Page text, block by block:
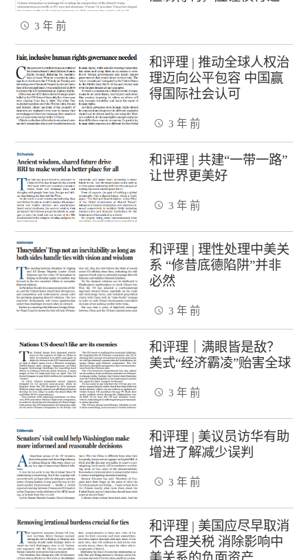
3 年 前
和评理 | 推动全球人权治
理迈向公平包容 中国赢
得国际社会认可
3 年 前
和评理 | 共建“一带一路”
让世界更美好
3 年 前
和评理 | 理性处理中美关
系 “修昔底德陷阱”并非
必然
3 年 前
和评理｜满眼皆是敌？
美式“经济霸凌”贻害全球
3 年 前
和评理 | 美议员访华有助
增进了解减少误判
3 年 前
和评理 | 美国应尽早取消
不合理关税 消除影响中